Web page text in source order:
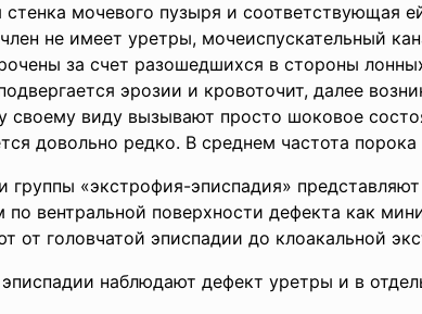
стенка мочевого пузыря и соответствующая
не имеет уретры, мочеиспускательный
за счет разошедшихся в стороны
эрозии и кровоточит, далее
своему виду вызывают просто шоковое
довольно редко. В среднем частота
группы «экстрофия-эписпадия»
по вентральной поверх­ности дефекта как
от головчатой эписпадии до клоакальной
наблюдают дефект уретры и в